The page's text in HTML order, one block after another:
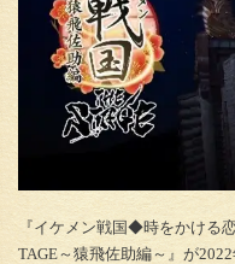
『イケメン戦国◆時をかける
TAGE～猿飛佐助編～』が